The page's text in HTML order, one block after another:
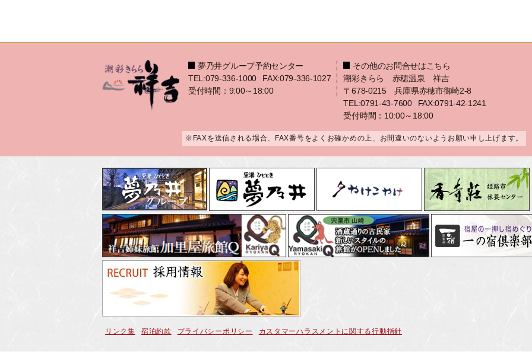
夢乃井グループ予約センター
TEL:079-336-1000
FAX:079-336-1027
受付時間：9:00～18:00
その他のお問合せはこちら
潮彩きらら 赤穂温泉 祥吉
〒678-0215 兵庫県赤穂市御崎2-8
TEL:0791-43-7600
FAX:0791-42-1241
受付時間：10:00～18:00
※FAXを送信される場合、FAX番号をよくお確かめの上、お間違いのないようお願い申し上げます。
リンク集 宿泊約款 プライバシーポリシー カスタマーハラスメントに関する行動指針